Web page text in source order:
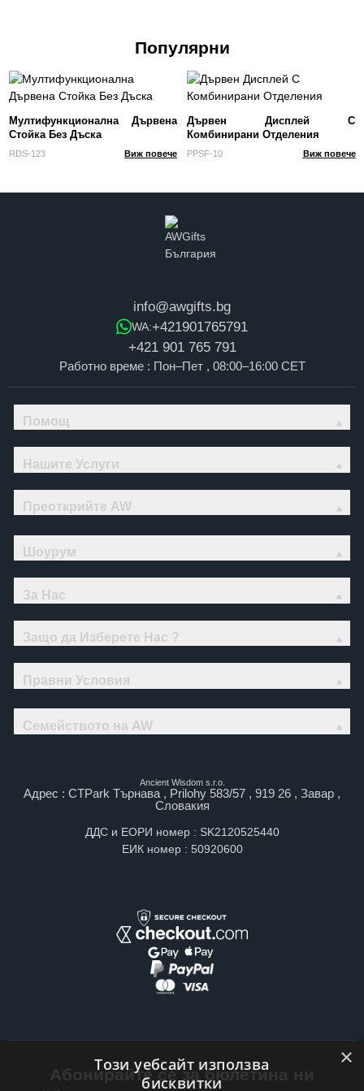
Популярни
Мултифункционална Дървена
Стойка Без Дъска
RDS-123 Виж повече
Дървен Дисплей С
Комбинирани Отделения
PPSF-10 Виж повече
info@awgifts.bg
WA:+421901765791
+421 901 765 791
Работно време : Пон–Пет , 08:00–16:00 CET
Помощ
Нашите Услуги
Преоткрийте AW
Шоурум
За Нас
Защо да Изберете Нас ?
Правни Условия
Семейството на AW
Ancient Wisdom s.r.o.
Адрес : CTPark Търнава , Prilohy 583/57 , 919 26 , Завар ,
Словакия
ДДС и ЕОРИ номер : SK2120525440
ЕИК номер : 50920600
Абонирайте се за бюлетина ни
×
Този уебсайт използва
бисквитки